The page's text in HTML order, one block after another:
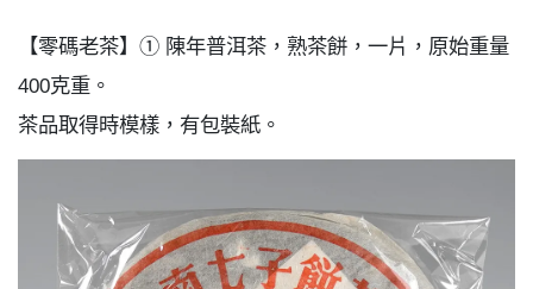
【零碼老茶】① 陳年普洱茶，熟茶餅，一片，原始重量
400克重。
茶品取得時模樣，有包裝紙。